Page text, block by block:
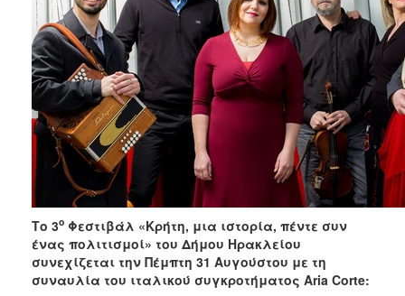
ΔΗΜΟΤΗΣ
ΕΠΙΣΚΕΠΤΗΣ
ΗΡΑΚΛΕΙΟ
Το 3ο Φεστιβάλ «Κρήτη, μια ιστορία, πέντε συν
ένας πολιτισμοί» του Δήμου Ηρακλείου
συνεχίζεται την Πέμπτη 31 Αυγούστου με τη
συναυλία του ιταλικού συγκροτήματος Aria Corte: